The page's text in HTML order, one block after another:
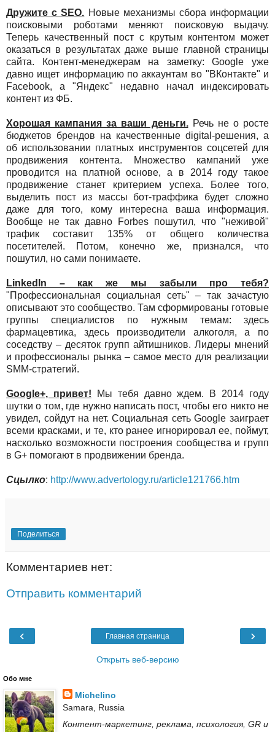
Дружите с SEO. Новые механизмы сбора информации
поисковыми роботами меняют поисковую выдачу.
Теперь качественный пост с крутым контентом может
оказаться в результатах даже выше главной страницы
сайта. Контент-менеджерам на заметку: Google уже
давно ищет информацию по аккаунтам во "ВКонтакте" и
Facebook, а "Яндекс" недавно начал индексировать
контент из ФБ.
Хорошая кампания за ваши деньги.Речь не о росте
бюджетов брендов на качественные digital-решения, а
об использовании платных инструментов соцсетей для
продвижения контента. Множество кампаний уже
проводится на платной основе, а в 2014 году такое
продвижение станет критерием успеха. Более того,
выделить пост из массы бот-траффика будет сложно
даже для того, кому интересна ваша информация.
Вообще не так давно Forbes пошутил, что "неживой"
трафик составит 135% от общего количества
посетителей. Потом, конечно же, признался, что
пошутил, но сами понимаете.
LinkedIn – как же мы забыли про тебя?
"Профессиональная социальная сеть" – так зачастую
описывают это сообщество. Там сформированы готовые
группы специалистов по нужным темам: здесь
фармацевтика, здесь производители алкоголя, а по
соседству – десяток групп айтишников. Лидеры мнений
и профессионалы рынка – самое место для реализации
SMM-стратегий.
Google+, привет! Мы тебя давно ждем. В 2014 году
шутки о том, где нужно написать пост, чтобы его никто не
увидел, сойдут на нет. Социальная сеть Google заиграет
всеми красками, и те, кто ранее игнорировал ее, поймут,
насколько возможности построения сообщества и групп
в G+ помогают в продвижении бренда.
Сцылко: http://www.advertology.ru/article121766.htm
Поделиться
Комментариев нет:
Отправить комментарий
‹ ›
Главная страница
Открыть веб-версию
Обо мне
Michelino
Samara, Russia
Контент-маркетинг, реклама, психология, GR и